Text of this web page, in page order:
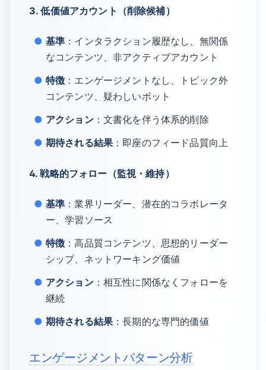
3. 低価値アカウント（削除候補）
基準 ：インタラクション履歴なし、無関係
なコンテンツ、非アクティブアカウント
特徴 ：エンゲージメントなし、トピック外
コンテンツ、疑わしいボット
アクション：文書化を伴う体系的削除
期待される結果 ：即座のフィード品質向上
4. 戦略的フォロー（監視・維持）
基準 ：業界リーダー、潜在的コラボレータ
ー、学習ソース
特徴 ：高品質コンテンツ、思想的リーダー
シップ、ネットワーキング価値
アクション：相互性に関係なくフォローを
継続
期待される結果 ：長期的な専門的価値
エンゲージメントパターン分析